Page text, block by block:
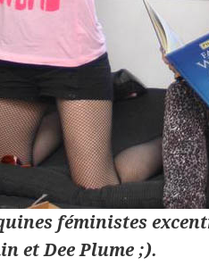
féministes
et Dee Plume ;).